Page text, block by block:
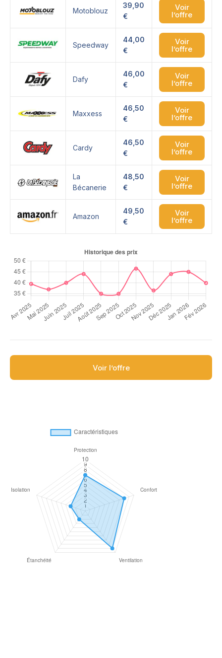
Motoblouz
39,90
€
Voir
l’offre
Speedway
44,00
€
Voir
l’offre
Dafy
46,00
€
Voir
l’offre
Maxxess
46,50
€
Voir
l’offre
Cardy
46,50
€
Voir
l’offre
La
Bécanerie
48,50
€
Voir
l’offre
Amazon
49,50
€
Voir
l’offre
Voir l’offre